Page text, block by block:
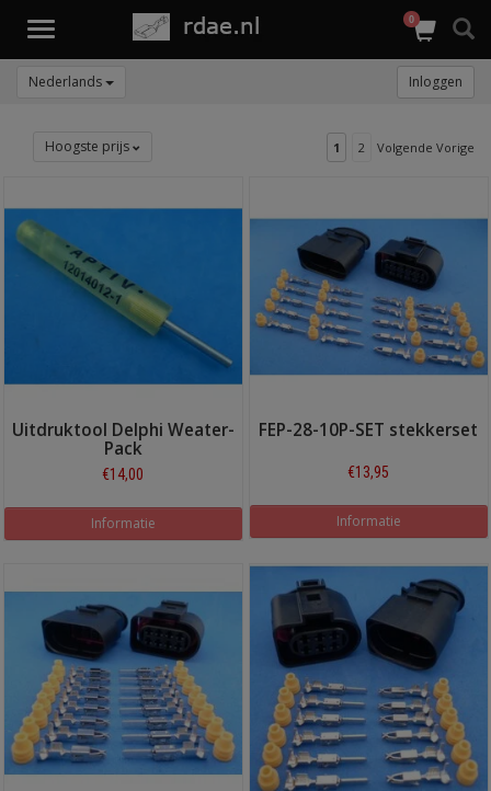
Toggle
0
Nederlands Inloggen
Hoogste prijs 1 2 Volgende Vorige
Uitdruktool Delphi Weater-
Pack
€14,00
Informatie
FEP-28-10P-SET stekkerset
€13,95
Informatie